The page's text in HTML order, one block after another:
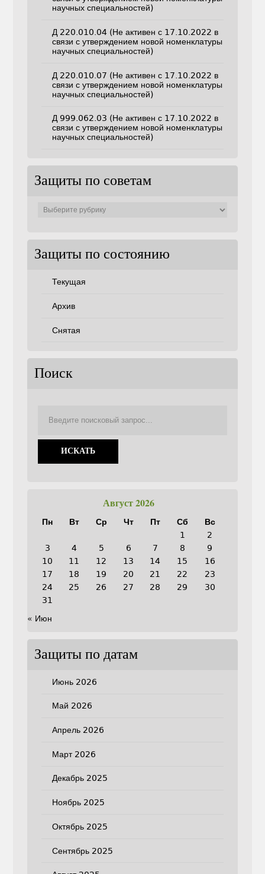
научных специальностей)
Д 220.010.04 (Не активен с 17.10.2022 в
связи с утверждением новой номенклатуры
научных специальностей)
Д 220.010.07 (Не активен с 17.10.2022 в
связи с утверждением новой номенклатуры
научных специальностей)
Д 999.062.03 (Не активен с 17.10.2022 в
связи с утверждением новой номенклатуры
научных специальностей)
Защиты по советам
Защиты по состоянию
Текущая
Архив
Снятая
Поиск
Август 2026
Пн Вт Ср Чт Пт Сб
Вс
1
2
3
4 5 6 7 8
9
10
11 12 13 14 15
16
17
18 19 20 21 22
23
24
25 26 27 28 29
30
31
« Июн
Защиты по датам
Июнь 2026
Май 2026
Апрель 2026
Март 2026
Декабрь 2025
Ноябрь 2025
Октябрь 2025
Сентябрь 2025